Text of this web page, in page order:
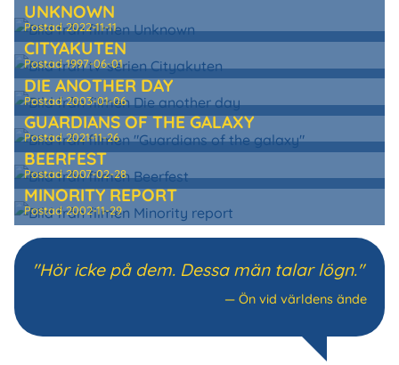
UNKNOWN
Postad2022-11-11
CITYAKUTEN
Postad1997-06-01
DIE ANOTHER DAY
Postad2003-01-06
GUARDIANS OF THE GALAXY
Postad2021-11-26
BEERFEST
Postad2007-02-28
MINORITY REPORT
Postad2002-11-29
"Hör icke på dem. Dessa män talar lögn."
— Ön vid världens ände